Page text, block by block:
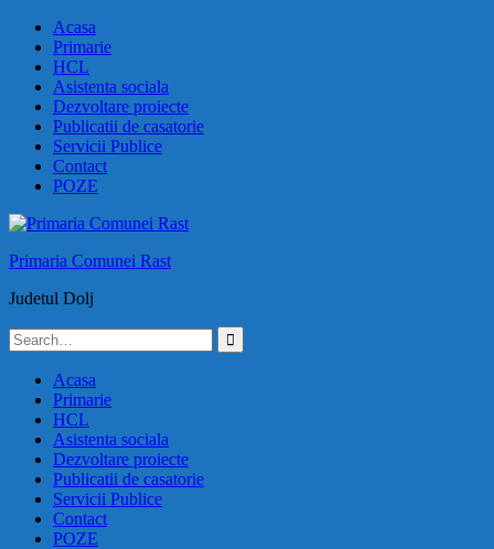
Skip
content
Acasa
Primarie
HCL
Asistenta sociala
Dezvoltare proiecte
Publicatii de casatorie
Servicii Publice
Contact
POZE
Primaria Comunei Rast
Judetul Dolj
Search
for:
Acasa
Primarie
HCL
Asistenta sociala
Dezvoltare proiecte
Publicatii de casatorie
Servicii Publice
Contact
POZE